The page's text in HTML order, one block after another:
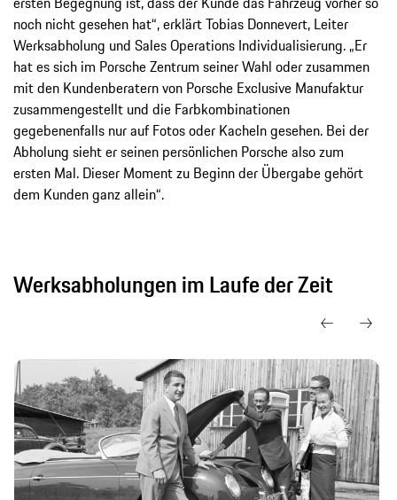
noch nicht gesehen hat“, erklärt Tobias Donnevert, Leiter
Werksabholung und Sales Operations Individualisierung. „Er
hat es sich im Porsche Zentrum seiner Wahl oder zusammen
mit den Kundenberatern von Porsche Exclusive Manufaktur
zusammengestellt und die Farbkombinationen
gegebenenfalls nur auf Fotos oder Kacheln gesehen. Bei der
Abholung sieht er seinen persönlichen Porsche also zum
ersten Mal. Dieser Moment zu Beginn der Übergabe gehört
dem Kunden ganz allein“.
Werksabholungen im Laufe der Zeit